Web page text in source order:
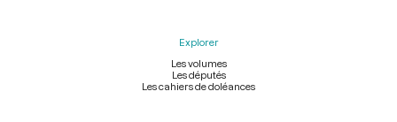
Explorer
Les volumes
Les députés
Les cahiers de doléances